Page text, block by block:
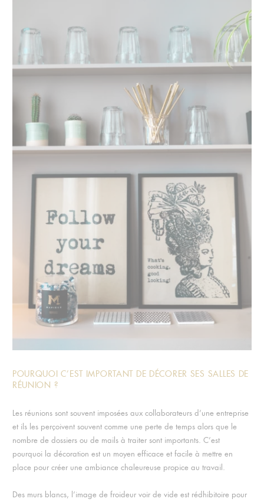
POURQUOI C’EST IMPORTANT DE DÉCORER SES SALLES DE
RÉUNION ?
Les réunions sont souvent imposées aux collaborateurs d’une entreprise
et ils les perçoivent souvent comme une perte de temps alors que le
nombre de dossiers ou de mails à traiter sont importants. C’est
pourquoi la décoration est un moyen efficace et facile à mettre en
place pour créer une ambiance chaleureuse propice au travail.
Des murs blancs, l’image de froideur voir de vide est rédhibitoire pour